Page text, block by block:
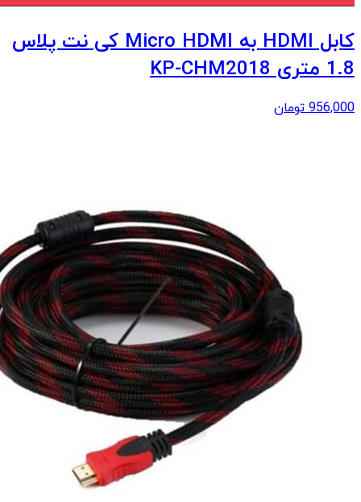
کابل HDMI به Micro HDMI کی نت پلاس
1.8 متری KP-CHM2018
956,000 تومان